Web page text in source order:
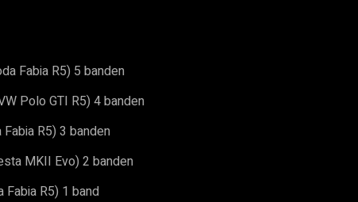
Fabia R5) 5 banden
Polo GTI R5) 4 banden
R5) 3 banden
MKII Evo) 2 banden
R5) 1 band